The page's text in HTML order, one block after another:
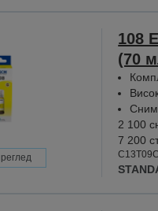
108
(70
2 100
7 200